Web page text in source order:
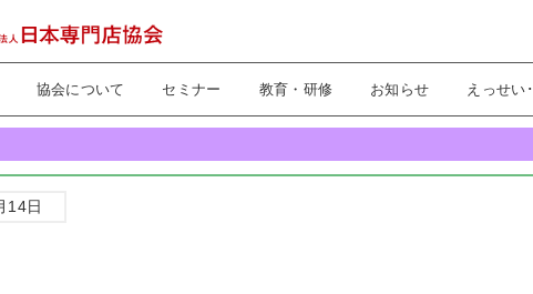
協会について セミナー 教育・研修 お知らせ えっせい
14日